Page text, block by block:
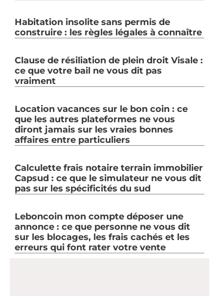
Habitation insolite sans permis de
construire : les règles légales à connaître
Clause de résiliation de plein droit Visale :
ce que votre bail ne vous dit pas
vraiment
Location vacances sur le bon coin : ce
que les autres plateformes ne vous
diront jamais sur les vraies bonnes
affaires entre particuliers
Calculette frais notaire terrain immobilier
Capsud : ce que le simulateur ne vous dit
pas sur les spécificités du sud
Leboncoin mon compte déposer une
annonce : ce que personne ne vous dit
sur les blocages, les frais cachés et les
erreurs qui font rater votre vente